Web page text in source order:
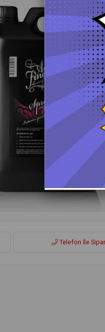
Telefon İle